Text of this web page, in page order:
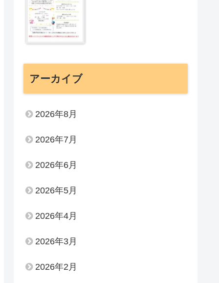
アーカイブ
2026年8月
2026年7月
2026年6月
2026年5月
2026年4月
2026年3月
2026年2月